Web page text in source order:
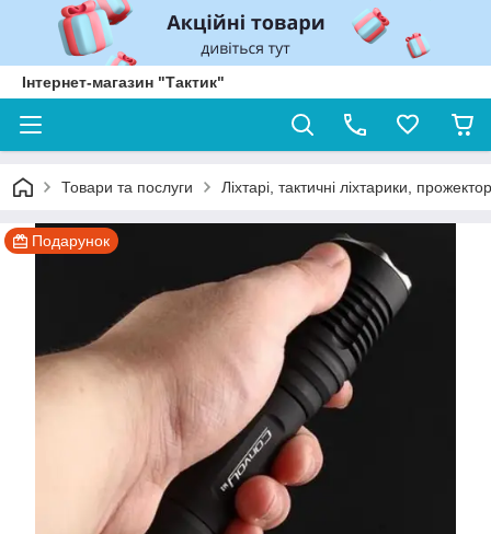
Інтернет-магазин "Тактик"
Товари та послуги Ліхтарі, тактичні ліхтарики,
Подарунок